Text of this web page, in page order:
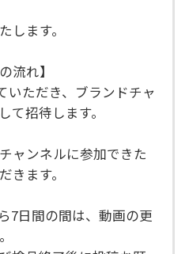
します。
流れ】
いただき、ブランドチャ
て招待します。
ャンネルに参加できた
きます。
7日間の間は、動画の更